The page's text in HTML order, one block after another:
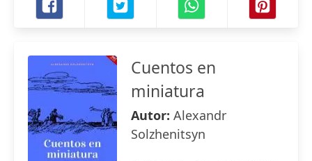
Cuentos en
miniatura
Autor: Alexandr
Solzhenitsyn